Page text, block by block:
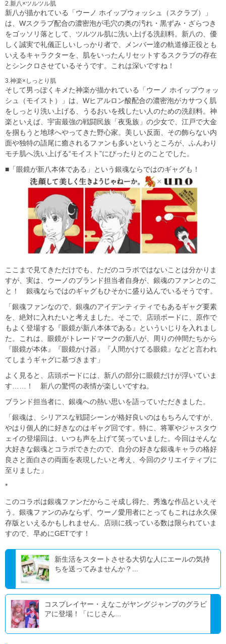
2.新八×ツルツル肌
新八が描かれている「ウーノ ホイップウォッシュ（スクラブ）」
は、Wスクラブ配合の濃密泡が毛穴の奥の汚れ・黒ずみ・ざらつき
をゴッソリ落として、ツルツル肌に洗い上げる洗顔料。新八の、優
しく誠実で礼儀正しいしっかり者で、メンバー達の軌道修正役とも
いえるキャラクターを、肌をいったんリセットするスクラブの存在
とシンクロさせているそうです。これは深いですね！
3.神楽×しっとり肌
そして男っぽくキメた神楽が描かれている「ウーノ ホイップウォッ
シュ（モイスト）」は、Wヒアルロン酸配合の濃密泡がカサつく肌
をしっとり洗い上げる、うるおいを残したい人のための洗顔料。神
楽といえば、宇宙最強の戦闘民族「夜兎族」の少女で、江戸で大金
を掴もうと地球へやってきた野心家。美しい反面、その飾らない内
面や独特の語尾に癒されるファンも多いというところが、ふんわり
モチ肌へ洗い上げる“モイスト”にぴったりとのことでした。
■「眼鏡が新八本体である」という銀魂ならではのギャグも！
ここまで見てきただけでも、ただのコラボではないことは分かりま
すが、実は、ウーノのブランド担当者自身が、銀魂のファンとのこ
と！ 銀魂ならではのギャグもひそかに盛り込んでいるそうです。
「銀魂ファンなので、銀魂のアイデンティティでもあるギャグ要素
を、絶対に入れたいと考えました。そこで、店頭ボードに、原作で
もよく登場する『眼鏡が新八本体である』といういじりを入れまし
た。これは、眼鏡がトレードマークの新八が、周りの仲間たちから
『眼鏡が本体』『眼鏡かけ器』『人間かけてる眼鏡』などと言われ
てしまうギャグに基づきます」
よく見ると、店頭ボードには、新八の部分に眼鏡だけが浮いていま
す……！ 新八の驚愕の表情が楽しいですね。
ブランド担当者に、銀魂への熱い思いを語っていただきました。
「銀魂は、シリアスな戦闘シーンが格好良いのはもちろんですが、
やはり個人的に好きなのはギャグ回です。特に、将軍やジャスタウ
ェイの登場回は、いつも声を上げて笑っていました。今回はそんな
大好きな銀魂とコラボできたので、自分の好きな銀魂キャラの格好
良さと面白さの両面を表現したいと考え、今回のクリエイティブに
至りました」
*
このコラボは銀魂ファンだからこそ成し得た、秀逸な作品といえそ
う。銀魂ファンのみならず、ウーノ愛用者にとってもこれは永久保
存版といえるかもしれません。店頭に残っている数は限られていま
すので、早めにGETです！
新生活をスタートさせる大切な人にエールの気持
ちを送ってみませんか？...
コスプレイヤー・えなこがヤングジャンプのグラビ
アに登場！「にじさん...